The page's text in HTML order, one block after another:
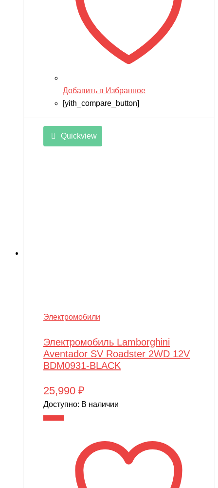
Добавить в Избранное
[yith_compare_button]
Quickview
Электромобили
Электромобиль Lamborghini
Aventador SV Roadster 2WD 12V
BDM0931-BLACK
25,990 ₽
Доступно: В наличии